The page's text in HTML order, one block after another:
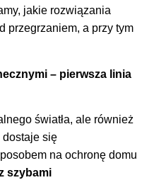
jakie rozwiązania
przegrzaniem, a przy tym
– pierwsza linia
światła, ale również
dostaje się
na ochronę domu
szybami